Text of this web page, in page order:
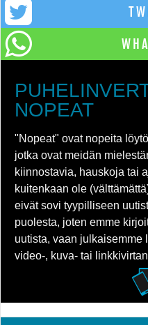
NOPEAT
"Nopeat" ovat nopeita
jotka ovat meidän
kiinnostavia, hauskoja tai
kuitenkaan ole
eivät sovi tyypilliseen
puolesta, joten emme
uutista, vaan julkaisemme
video-, kuva- tai